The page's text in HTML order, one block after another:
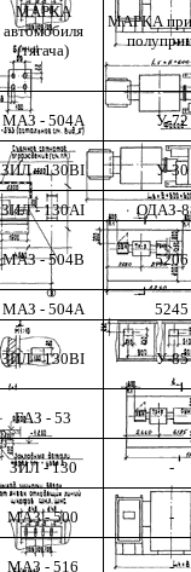
МАРКА
автомобиля
(тягача)
МАРКА
МАЗ - 504А У-72
ЗИЛ - 130BI У-30
ЗИЛ - 130АI ОДАЗ-
МАЗ - 504В 5206
МАЗ - 504А 5245
ЗИЛ - 130BI У-85
ГАЗ - 53 -
ЗИЛ - 130 -
МАЗ - 500 -
МA3 - 516 -